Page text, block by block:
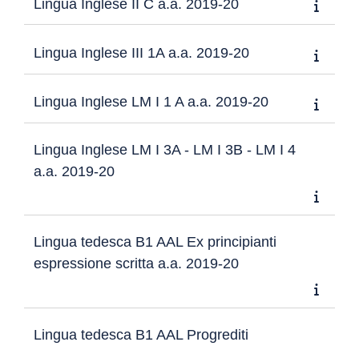
Lingua Inglese II C a.a. 2019-20
Lingua Inglese III 1A a.a. 2019-20
Lingua Inglese LM I 1 A a.a. 2019-20
Lingua Inglese LM I 3A - LM I 3B - LM I 4
a.a. 2019-20
Lingua tedesca B1 AAL Ex principianti
espressione scritta a.a. 2019-20
Lingua tedesca B1 AAL Progrediti